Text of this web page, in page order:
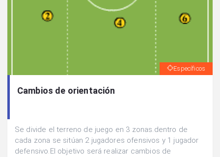
Específicos
Cambios de orientación
Se divide el terreno de juego en 3 zonas.dentro de
cada zona se sitúan 2 jugadores ofensivos y 1 jugador
defensivo.El objetivo será realizar cambios de